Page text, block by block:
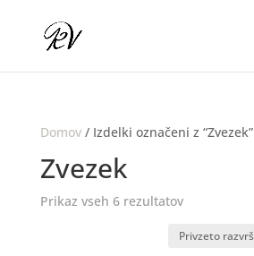
Domov/ Izdelki označeni z “Zvezek”
Zvezek
Prikaz vseh 6 rezultatov